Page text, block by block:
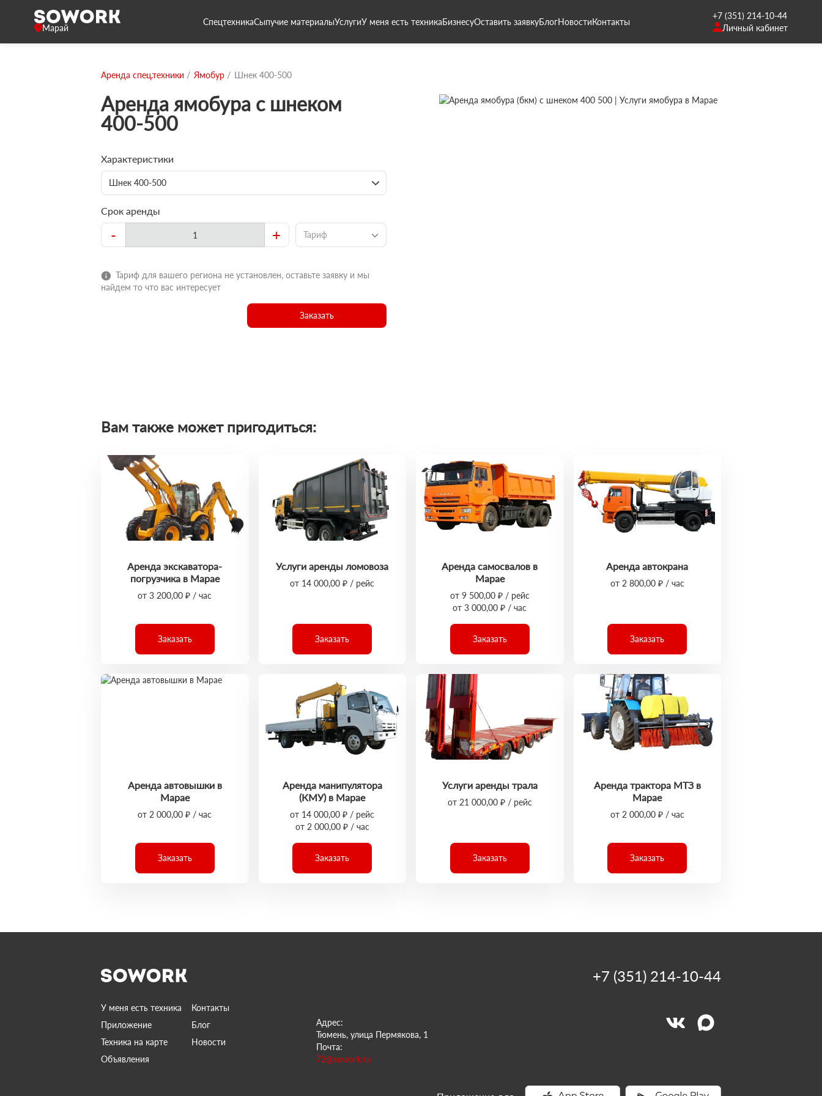
Марай
СпецтехникаСыпучие материалыУслугиУ меня есть техникаБизнесуОставить заявкуБлогНовостиКонтакты
+7 (351) 214-10-44
Личный кабинет
Аренда спец.техники Ямобур Шнек 400-500
Аренда ямобура с шнеком
400-500
Характеристики
Шнек 400-500
Срок аренды
- + Тариф
Тариф для вашего региона не установлен, оставьте заявку и мы
найдем то что вас интересует
Заказать
Вам также может пригодиться:
Аренда экскаватора-
погрузчика в Марае
от 3 200,00 ₽ / час
Заказать
Услуги аренды ломовоза
от 14 000,00 ₽ / рейс
Заказать
Аренда самосвалов в
Марае
от 9 500,00 ₽ / рейс
от 3 000,00 ₽ / час
Заказать
Аренда автокрана
от 2 800,00 ₽ / час
Заказать
Аренда автовышки в
Марае
от 2 000,00 ₽ / час
Заказать
Аренда манипулятора
(КМУ) в Марае
от 14 000,00 ₽ / рейс
от 2 000,00 ₽ / час
Заказать
Услуги аренды трала
от 21 000,00 ₽ / рейс
Заказать
Аренда трактора МТЗ в
Марае
от 2 000,00 ₽ / час
Заказать
У меня есть техника
Контакты
Приложение
Блог
Техника на карте
Новости
Объявления
Адрес:
Тюмень, улица Пермякова, 1
Почта:
72@sowork.ru
+7 (351) 214-10-44